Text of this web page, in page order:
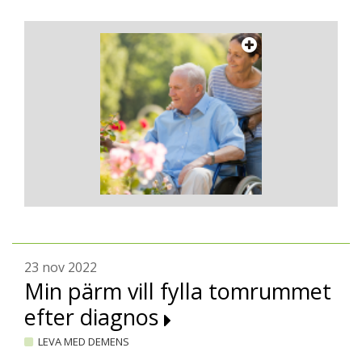
23 nov 2022
Min pärm vill fylla tomrummet
efter diagnos
LEVA MED DEMENS